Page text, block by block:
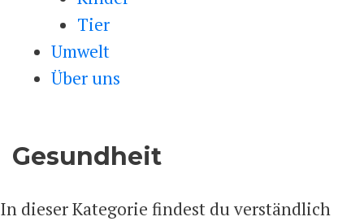
Tier
Umwelt
Über uns
Gesundheit
In dieser Kategorie findest du verständlich